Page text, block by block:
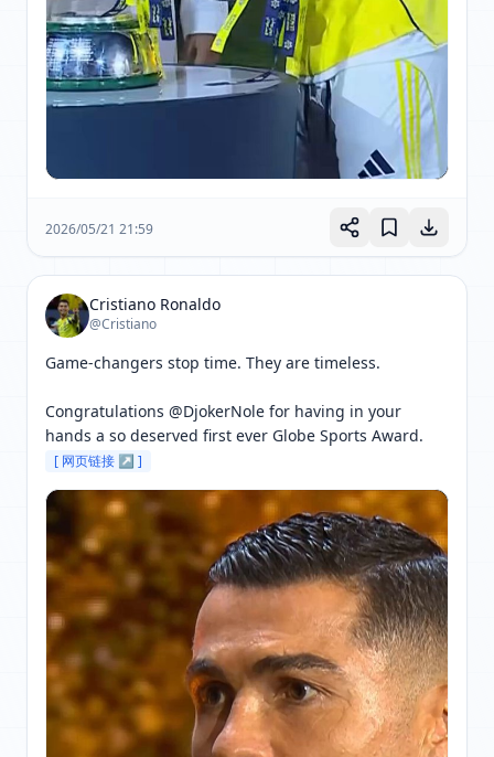
2026/05/21 21:59
Cristiano Ronaldo
@Cristiano
Game-changers stop time. They are timeless.
Congratulations @DjokerNole for having in your
hands a so deserved first ever Globe Sports Award.
[ 网页链接 ↗ ]